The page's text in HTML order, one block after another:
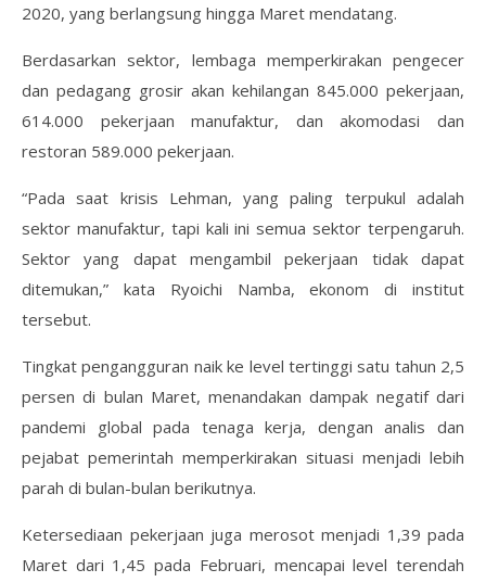
2020, yang berlangsung hingga Maret mendatang.
Berdasarkan sektor, lembaga memperkirakan pengecer
dan pedagang grosir akan kehilangan 845.000 pekerjaan,
614.000 pekerjaan manufaktur, dan akomodasi dan
restoran 589.000 pekerjaan.
“Pada saat krisis Lehman, yang paling terpukul adalah
sektor manufaktur, tapi kali ini semua sektor terpengaruh.
Sektor yang dapat mengambil pekerjaan tidak dapat
ditemukan,” kata Ryoichi Namba, ekonom di institut
tersebut.
Tingkat pengangguran naik ke level tertinggi satu tahun 2,5
persen di bulan Maret, menandakan dampak negatif dari
pandemi global pada tenaga kerja, dengan analis dan
pejabat pemerintah memperkirakan situasi menjadi lebih
parah di bulan-bulan berikutnya.
Ketersediaan pekerjaan juga merosot menjadi 1,39 pada
Maret dari 1,45 pada Februari, mencapai level terendah